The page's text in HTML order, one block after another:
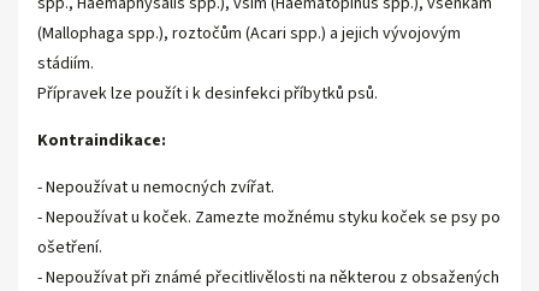
(Mallophaga spp.), roztočům (Acari spp.) a jejich vývojovým
stádiím.
Přípravek lze použít i k desinfekci příbytků psů.
Kontraindikace:
- Nepoužívat u nemocných zvířat.
- Nepoužívat u koček. Zamezte možnému styku koček se psy po
ošetření.
- Nepoužívat při známé přecitlivělosti na některou z obsažených